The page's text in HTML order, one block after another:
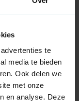
te
media te bieden
Ook delen we
met onze
en analyse. Deze
317 multi-bit
- 999 channel